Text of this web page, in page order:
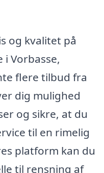
og kvalitet på
Vorbasse,
flere tilbud fra
dig mulighed
og sikre, at du
til en rimelig
platform kan du
til rensning af